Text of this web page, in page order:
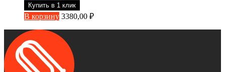
Купить в 1 клик
В корзину 3380,00 ₽